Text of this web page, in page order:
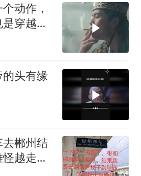
动作，
穿越
头有缘
郴州结
越走越